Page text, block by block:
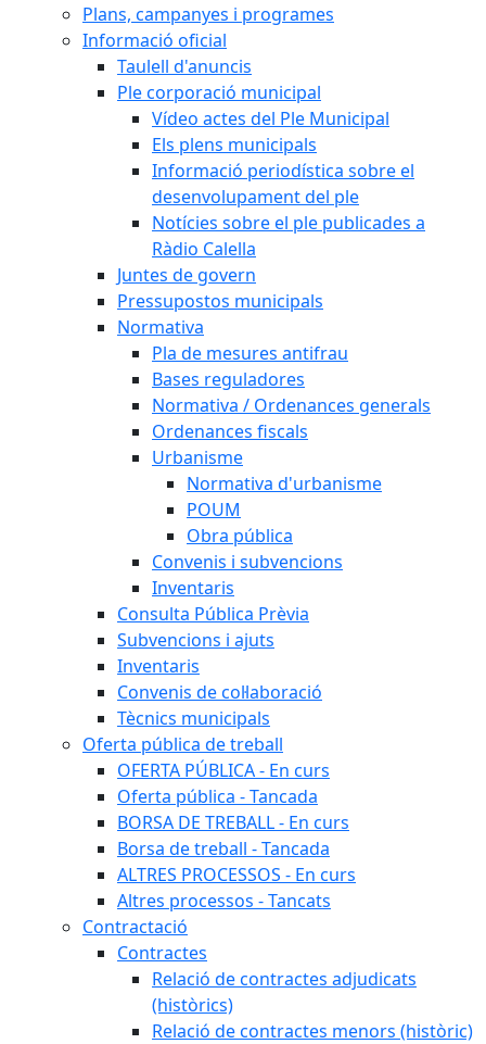
Plans, campanyes i programes
Informació oficial
Taulell d'anuncis
Ple corporació municipal
Vídeo actes del Ple Municipal
Els plens municipals
Informació periodística sobre el
desenvolupament del ple
Notícies sobre el ple publicades a
Ràdio Calella
Juntes de govern
Pressupostos municipals
Normativa
Pla de mesures antifrau
Bases reguladores
Normativa / Ordenances generals
Ordenances fiscals
Urbanisme
Normativa d'urbanisme
POUM
Obra pública
Convenis i subvencions
Inventaris
Consulta Pública Prèvia
Subvencions i ajuts
Inventaris
Convenis de col·laboració
Tècnics municipals
Oferta pública de treball
OFERTA PÚBLICA - En curs
Oferta pública - Tancada
BORSA DE TREBALL - En curs
Borsa de treball - Tancada
ALTRES PROCESSOS - En curs
Altres processos - Tancats
Contractació
Contractes
Relació de contractes adjudicats
(històrics)
Relació de contractes menors (històric)